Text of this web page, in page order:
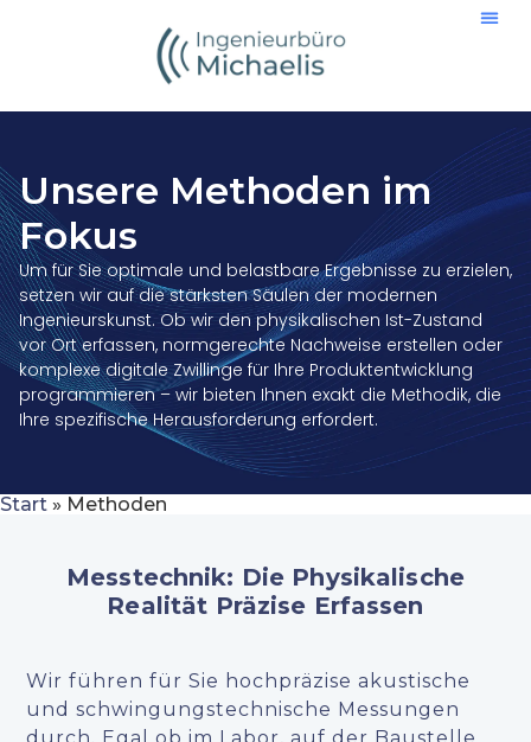
Unsere Methoden im
Fokus
Um für Sie optimale und belastbare Ergebnisse zu erzielen,
setzen wir auf die stärksten Säulen der modernen
Ingenieurskunst. Ob wir den physikalischen Ist-Zustand
vor Ort erfassen, normgerechte Nachweise erstellen oder
komplexe digitale Zwillinge für Ihre Produktentwicklung
programmieren – wir bieten Ihnen exakt die Methodik, die
Ihre spezifische Herausforderung erfordert.
Start » Methoden
Messtechnik: Die Physikalische
Realität Präzise Erfassen
Wir führen für Sie hochpräzise akustische
und schwingungstechnische Messungen